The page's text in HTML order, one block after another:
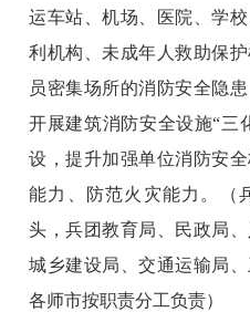
运车站、机场、医院、学
利机构、未成年人救助保
员密集场所的消防安全隐
开展建筑消防安全设施“三
设，提升加强单位消防安
能力、防范火灾能力。（
头，兵团教育局、民政局
城乡建设局、交通运输局
各师市按职责分工负责）